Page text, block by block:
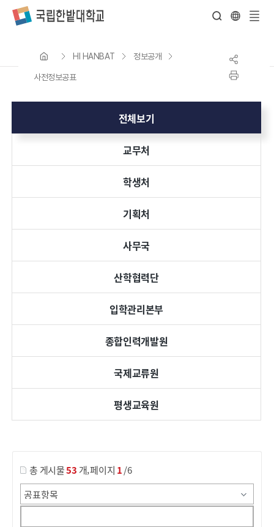
HI HANBAT 정보공개
사전정보공표
전체보기
교무처
학생처
기획처
사무국
산학협력단
입학관리본부
종합인력개발원
국제교류원
평생교육원
총 게시물53 개,페이지 1/6
검
색